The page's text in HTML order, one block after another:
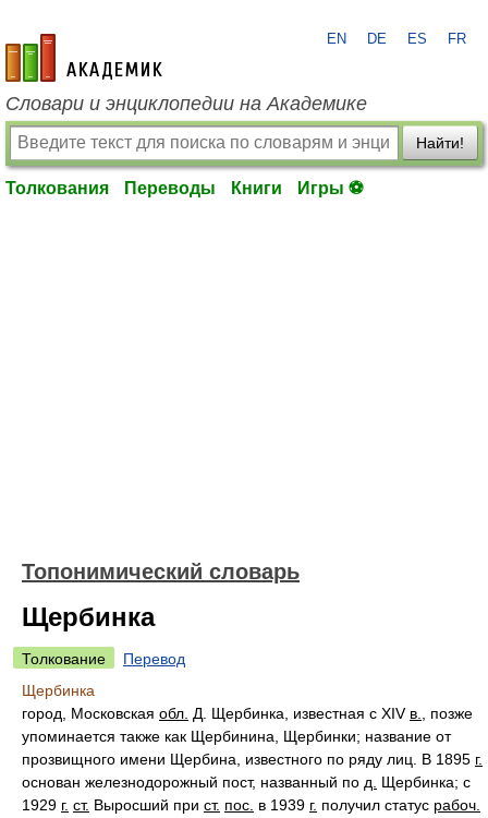
academic.ru
EN DE ES FR
Словари и энциклопедии на Академике
Найти!
Толкования Переводы Книги Игры ⚽
Топонимический словарь
Щербинка
Толкование
Перевод
Щербинка
город, Московская обл. Д. Щербинка, известная с XIV в.
, позже
упоминается также как Щербинина, Щербинки; название от
прозвищного имени Щербина, известного по ряду лиц. В 1895 г.
основан железнодорожный пост, названный по д.
Щербинка; с
1929 г. ст. Выросший при ст. пос. в 1939 г. получил статус рабоч.